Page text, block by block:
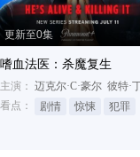
更新至0集
嗜血法医：杀魔复生
主演： 迈克尔·C·豪尔 彼特·丁拉
看点：
剧情 惊悚 犯罪